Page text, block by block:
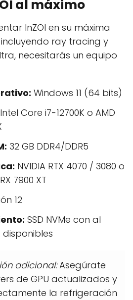
al máximo
InZOI en su máxima
ray tracing y
necesitarás un equipo
Windows 11 (64 bits)
Intel Core i7-12700K o AMD
32 GB DDR4/DDR5
NVIDIA RTX 4070 / 3080 o
7900 XT
12
SSD NVMe con al
disponibles
adicional:Asegúrate
de GPU actualizados y
la refrigeración